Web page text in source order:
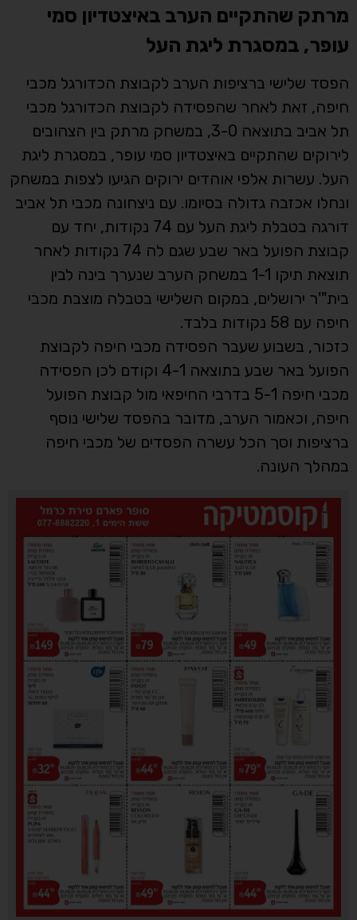
מרתק שהתקיים הערב באיצטדיון סמי
עופר, במסגרת ליגת העל
הפסד שלישי ברציפות הערב לקבוצת הכדורגל מכבי
חיפה, זאת לאחר שהפסידה לקבוצת הכדורגל מכבי
תל אביב בתוצאה 3-0, במשחק מרתק בין הצהובים
לירוקים שהתקיים באיצטדיון סמי עופר, במסגרת ליגת
העל. עשרות אלפי אוהדים ירוקים הגיעו לצפות במשחק
ונחלו אכזבה גדולה בסיומו. עם ניצחונה מכבי תל אביב
דורגה בטבלת ליגת העל עם 74 נקודות, יחד עם
קבוצת הפועל באר שבע שגם לה 74 נקודות לאחר
תוצאת תיקו 1-1 במשחק הערב שנערך בינה לבין
בית"'ר ירושלים, במקום השלישי בטבלה מוצבת מכבי
חיפה עם 58 נקודות בלבד.
כזכור, בשבוע שעבר הפסידה מכבי חיפה לקבוצת
הפועל באר שבע בתוצאה 4-1 וקודם לכן הפסידה
מכבי חיפה 5-1 בדרבי החיפאי מול קבוצת הפועל
חיפה, וכאמור הערב, מדובר בהפסד שלישי נוסף
ברציפות וסך הכל עשרה הפסדים של מכבי חיפה
במהלך העונה.